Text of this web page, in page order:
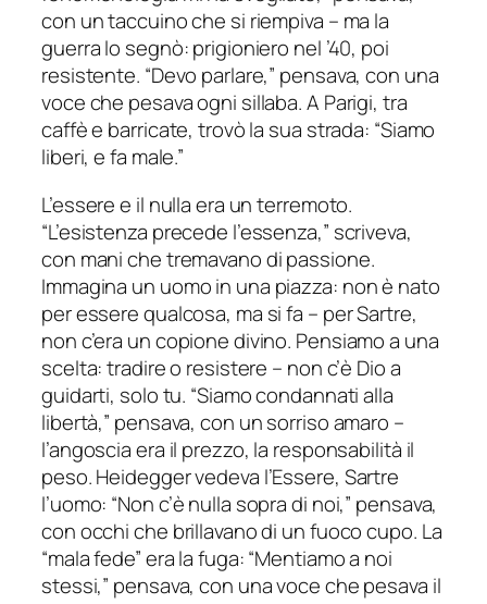
con un taccuino che si riempiva – ma la
guerra lo segnò: prigioniero nel ’40, poi
resistente. “Devo parlare,” pensava, con una
voce che pesava ogni sillaba. A Parigi, tra
caffè e barricate, trovò la sua strada: “Siamo
liberi, e fa male.”
L’essere e il nulla era un terremoto.
“L’esistenza precede l’essenza,” scriveva,
con mani che tremavano di passione.
Immagina un uomo in una piazza: non è nato
per essere qualcosa, ma si fa – per Sartre,
non c’era un copione divino. Pensiamo a una
scelta: tradire o resistere – non c’è Dio a
guidarti, solo tu. “Siamo condannati alla
libertà,” pensava, con un sorriso amaro –
l’angoscia era il prezzo, la responsabilità il
peso. Heidegger vedeva l’Essere, Sartre
l’uomo: “Non c’è nulla sopra di noi,” pensava,
con occhi che brillavano di un fuoco cupo. La
“mala fede” era la fuga: “Mentiamo a noi
stessi,” pensava, con una voce che pesava il